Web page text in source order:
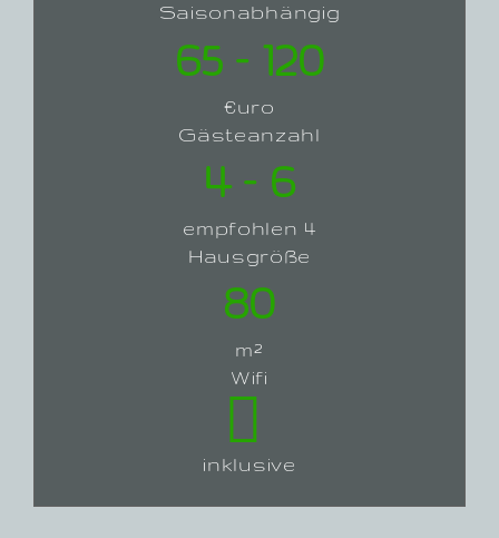
Saisonabhängig
65 – 120
€uro
Gästeanzahl
4 – 6
empfohlen 4
Hausgröße
80
m²
Wifi
inklusive